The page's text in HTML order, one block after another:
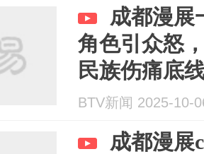
成都漫展
角色引众怒
民族伤痛底
BTV新闻 2025-10-
成都漫展